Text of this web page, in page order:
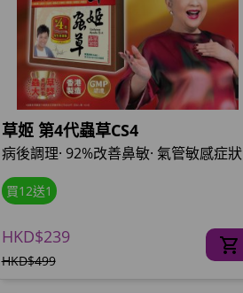
草姬 第4代蟲草CS4
病後調理· 92%改善鼻敏· 氣管敏感症狀
買12送1
HKD$239
HKD$499